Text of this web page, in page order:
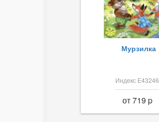
Мурзилка
Индекс Е43246
от 719 p